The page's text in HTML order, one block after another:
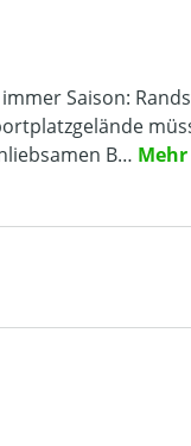
Saison:
B… Mehr